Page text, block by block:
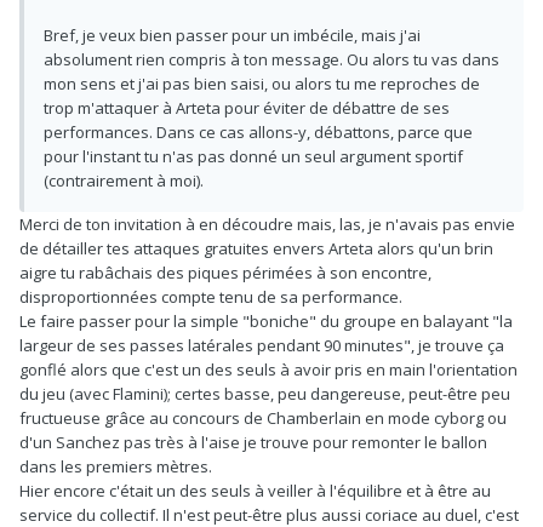
Bref, je veux bien passer pour un imbécile, mais j'ai
absolument rien compris à ton message. Ou alors tu vas dans
mon sens et j'ai pas bien saisi, ou alors tu me reproches de
trop m'attaquer à Arteta pour éviter de débattre de ses
performances. Dans ce cas allons-y, débattons, parce que
pour l'instant tu n'as pas donné un seul argument sportif
(contrairement à moi).
Merci de ton invitation à en découdre mais, las, je n'avais pas envie
de détailler tes attaques gratuites envers Arteta alors qu'un brin
aigre tu rabâchais des piques périmées à son encontre,
disproportionnées compte tenu de sa performance.
Le faire passer pour la simple "boniche" du groupe en balayant "la
largeur de ses passes latérales pendant 90 minutes", je trouve ça
gonflé alors que c'est un des seuls à avoir pris en main l'orientation
du jeu (avec Flamini); certes basse, peu dangereuse, peut-être peu
fructueuse grâce au concours de Chamberlain en mode cyborg ou
d'un Sanchez pas très à l'aise je trouve pour remonter le ballon
dans les premiers mètres.
Hier encore c'était un des seuls à veiller à l'équilibre et à être au
service du collectif. Il n'est peut-être plus aussi coriace au duel, c'est